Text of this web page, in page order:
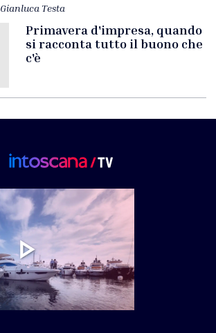
Gianluca Testa
Primavera d'impresa, quando
si racconta tutto il buono che
c'è